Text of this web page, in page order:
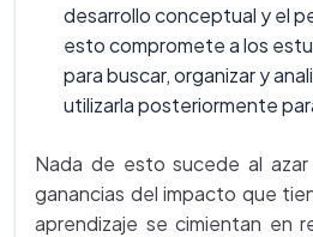
desarrollo conceptual y el
esto compromete a los
para buscar, organizar y
utilizarla posteriormente
Nada de esto sucede al
ganancias del impacto que
aprendizaje se cimientan en